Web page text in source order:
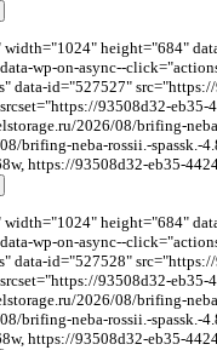
height="684"
wp-on-async--
data-id="527527"
93508d32-
2026/08/brifing-
brifing-neba-rossii.-
https://93508d32-eb35-
height="684"
wp-on-async--
data-id="527528"
93508d32-
2026/08/brifing-
brifing-neba-rossii.-
https://93508d32-eb35-